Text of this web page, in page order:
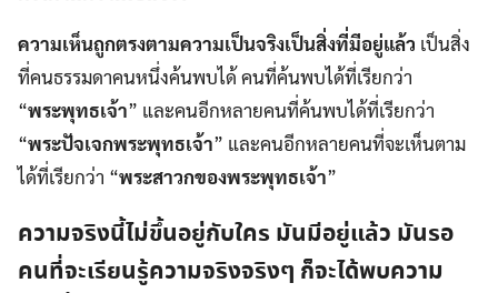
ความเห็นถูกตรงตามความเป็นจริงเป็นสิ่งที่มีอยู่แล้ว เป็นสิ่ง
ที่คนธรรมดาคนหนึ่งค้นพบได้ คนที่ค้นพบได้ที่เรียกว่า
“พระพุทธเจ้า” และคนอีกหลายคนที่ค้นพบได้ที่เรียกว่า
“พระปัจเจกพระพุทธเจ้า” และคนอีกหลายคนที่จะเห็นตาม
ได้ที่เรียกว่า “พระสาวกของพระพุทธเจ้า”
ความจริงนี้ไม่ขึ้นอยู่กับใคร มันมีอยู่แล้ว มันรอ
คนที่จะเรียนรู้ความจริงจริงๆ ก็จะได้พบความ